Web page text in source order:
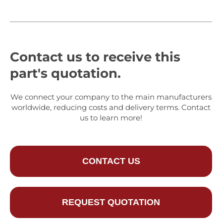
Contact us to receive this
part's quotation.
We connect your company to the main manufacturers
worldwide, reducing costs and delivery terms. Contact
us to learn more!
CONTACT US
REQUEST QUOTATION